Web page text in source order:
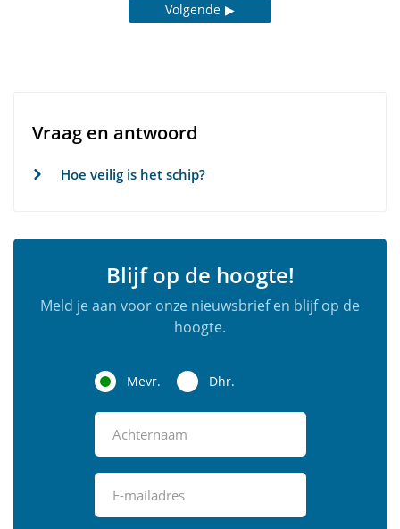
Volgende
Vraag en antwoord
Hoe veilig is het schip?
Blijf op de hoogte!
Meld je aan voor onze nieuwsbrief en blijf op de
hoogte.
Mevr. Dhr.